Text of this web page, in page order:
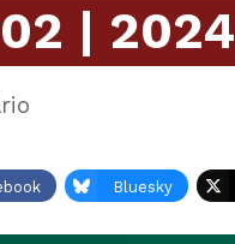
| 2024
Bluesky